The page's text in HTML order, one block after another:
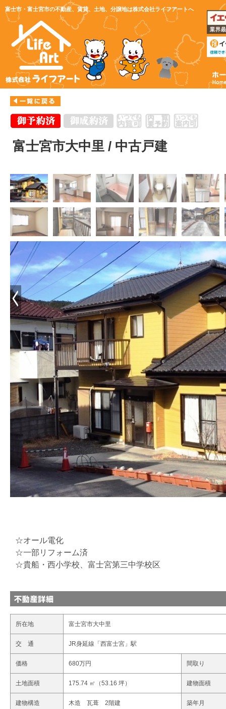
富士市・富士宮市の不動産、賃貸、土地、分譲地は株式会社ライフアートへ
富士宮市大中里 / 中古戸建
☆オール電化
☆一部リフォーム済
☆貴船・西小学校、富士宮第三中学校区
所在地 富士宮市大中里
交 通 JR身延線「西富士宮」駅
価格 680万円 間取り
土地面積 175.74 ㎡（53.16 坪） 建物面積
建物構造 木造 瓦葺 2階建 築年月